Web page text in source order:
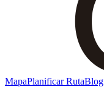
MapaPlanificar RutaBlog